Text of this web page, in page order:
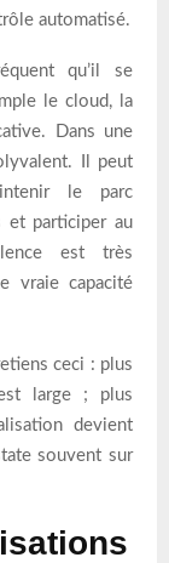
automatisé.
qu’il se
le cloud, la
Dans une
Il peut
le parc
et participer au
est très
vraie capacité
ceci : plus
large ; plus
devient
souvent sur